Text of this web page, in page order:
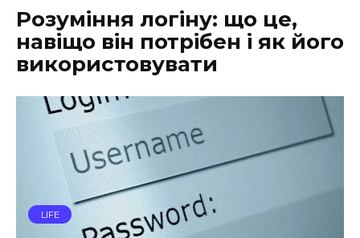
Розуміння логіну: що це,
навіщо він потрібен і як його
використовувати
LIFE